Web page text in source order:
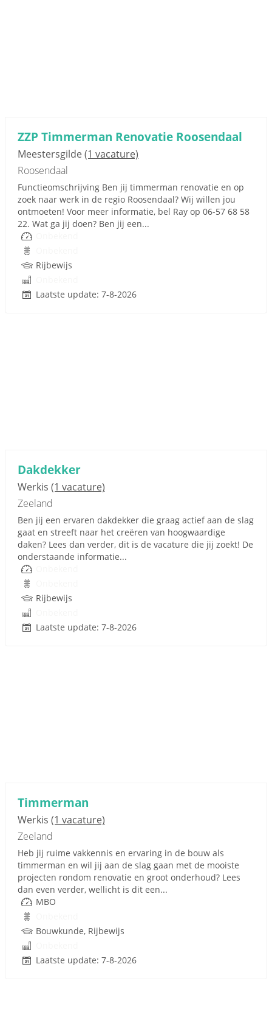
ZZP Timmerman Renovatie Roosendaal
Meestersgilde(1 vacature)
Roosendaal
Functieomschrijving Ben jij timmerman renovatie en op
zoek naar werk in de regio Roosendaal? Wij willen jou
ontmoeten! Voor meer informatie, bel Ray op 06-57 68 58
22. Wat ga jij doen? Ben jij een...
Rijbewijs
Laatste update: 7-8-2026
Dakdekker
Werkis (1 vacature)
Zeeland
Ben jij een ervaren dakdekker die graag actief aan de slag
gaat en streeft naar het creëren van hoogwaardige
daken? Lees dan verder, dit is de vacature die jij zoekt! De
onderstaande informatie...
Rijbewijs
Laatste update: 7-8-2026
Timmerman
Werkis (1 vacature)
Zeeland
Heb jij ruime vakkennis en ervaring in de bouw als
timmerman en wil jij aan de slag gaan met de mooiste
projecten rondom renovatie en groot onderhoud? Lees
dan even verder, wellicht is dit een...
MBO
Bouwkunde, Rijbewijs
Laatste update: 7-8-2026